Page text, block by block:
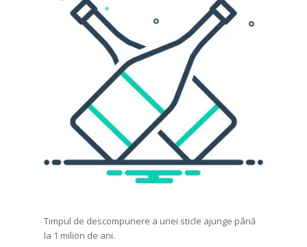
Timpul de descompunere a unei sticle ajunge până
la 1 milion de ani.